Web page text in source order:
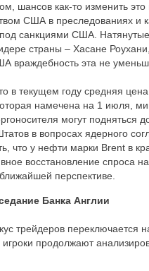
шансов как-то изменить
США в преследованиях и
под санкциями США.
страны – Хасане
враждебность эта не
в текущем году средняя
намечена на 1 июля,
могут подняться
в вопросах ядерного
что у нефти марки Brent в
восстановление спроса
перспективе.
Банка Англии
трейдеров переключается
продолжают